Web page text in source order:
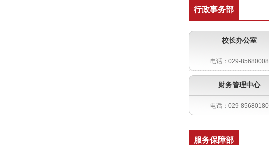
行政事务部
校长办公室
电话：029-85680008
财务管理中心
电话：029-85680180
服务保障部